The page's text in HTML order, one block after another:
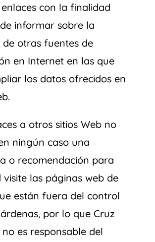
con la finalidad
informar sobre la
de otras fuentes de
en Internet en las que
los datos ofrecidos en
a otros sitios Web no
ningún caso una
o recomendación para
visite las páginas web de
están fuera del control
por lo que Cruz
es responsable del